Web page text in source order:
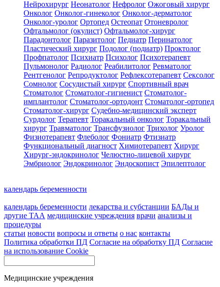
Нейрохирург Неонатолог Нефролог Ожоговый хирург
Онколог Онколог-гинеколог Онколог-дерматолог
Онколог-уролог Ортопед Остеопат Отоневролог
Офтальмолог (окулист) Офтальмолог-хирург
Парадонтолог Паразитолог Педиатр Перинатолог
Пластический хирург Подолог (подиатр) Проктолог
Профпатолог Психиатр Психолог Психотерапевт
Пульмонолог Радиолог Реабилитолог Ревматолог
Рентгенолог Репродуктолог Рефлексотерапевт Сексолог
Сомнолог Сосудистый хирург Спортивный врач
Стоматолог Стоматолог-гигиенист Стоматолог-
имплантолог Стоматолог-ортодонт Стоматолог-ортопед
Стоматолог-хирург Судебно-медицинский эксперт
Сурдолог Терапевт Торакальный онколог Торакальный
хирург Травматолог Трансфузиолог Трихолог Уролог
Физиотерапевт Флеболог Фониатр Фтизиатр
Функциональный диагност Химиотерапевт Хирург
Хирург-эндокринолог Челюстно-лицевой хирург
Эмбриолог Эндокринолог Эндоскопист Эпилептолог
календарь беременности
календарь беременности лекарства и субстанции БАДы и
другие ТАА медицинские учреждения врачи анализы и
процедуры
статьи новости вопросы и ответы о нас контакты
Политика обработки ПД Согласие на обработку ПД Согласие
на использование Cookie
Медицинские учреждения